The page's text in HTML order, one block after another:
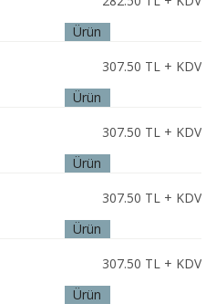
Ürün
307.50 TL + KDV
Ürün
307.50 TL + KDV
Ürün
307.50 TL + KDV
Ürün
307.50 TL + KDV
Ürün